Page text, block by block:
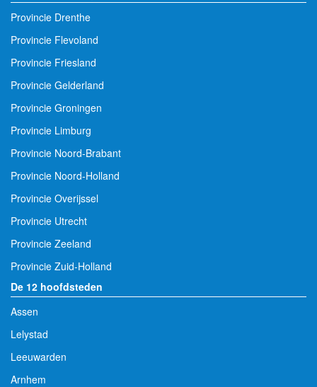
Provincie Drenthe
Provincie Flevoland
Provincie Friesland
Provincie Gelderland
Provincie Groningen
Provincie Limburg
Provincie Noord-Brabant
Provincie Noord-Holland
Provincie Overijssel
Provincie Utrecht
Provincie Zeeland
Provincie Zuid-Holland
De 12 hoofdsteden
Assen
Lelystad
Leeuwarden
Arnhem